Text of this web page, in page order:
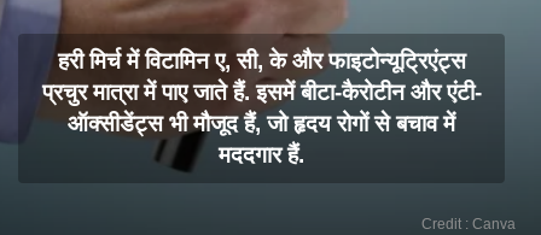
हरी मिर्च में विटामिन ए, सी, के और फाइटोन्यूट्रिएंट्स
प्रचुर मात्रा में पाए जाते हैं. इसमें बीटा-कैरोटीन और एंटी-
ऑक्सीडेंट्स भी मौजूद हैं, जो हृदय रोगों से बचाव में
मददगार हैं.
Credit : Canva